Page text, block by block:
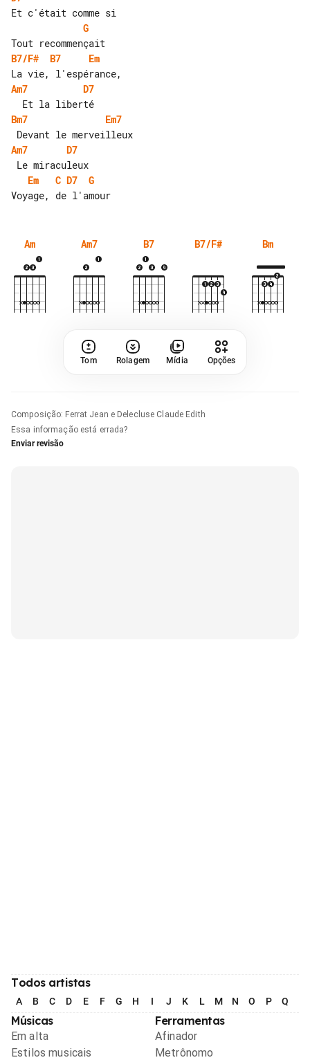
G
B7/F#
B7
Em
Am7
D7
Bm7
Em7
Am7
D7
Em
C D7
G
Am Am7 B7 B7/F# Bm
Tom Rolagem Mídia Opções
Composição: Ferrat Jean e Delecluse Claude Edith
Essa informação está errada?
Enviar revisão
Todos artistas
A B C D E F G H I J K L M N O P Q
Músicas
Em alta
Estilos musicais
Ferramentas
Afinador
Metrônomo